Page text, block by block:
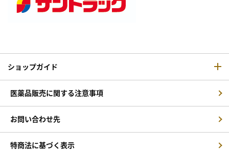
ショップガイド
医薬品販売に関する注意事項
お問い合わせ先
特商法に基づく表示